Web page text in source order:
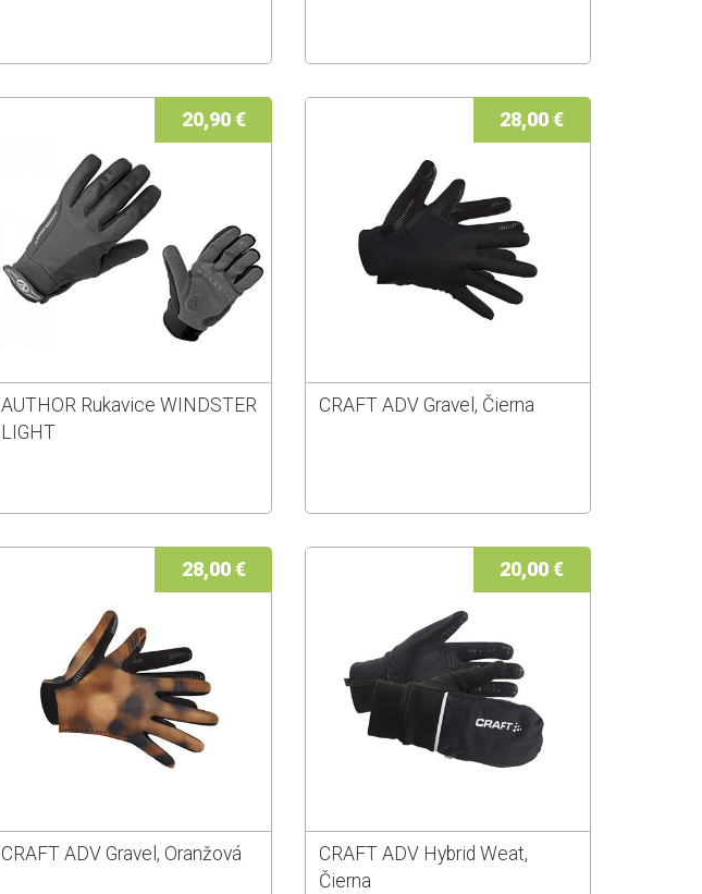
20,90 €
AUTHOR Rukavice WINDSTER
LIGHT
28,00 €
CRAFT ADV Gravel, Čierna
28,00 €
CRAFT ADV Gravel, Oranžová
20,00 €
CRAFT ADV Hybrid Weat,
Čierna